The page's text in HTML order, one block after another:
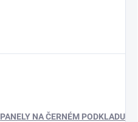
PANELY NA ČERNÉM PODKLADU